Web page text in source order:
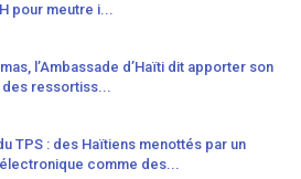
pour meutre i...
l’Ambassade d’Haïti dit apporter son
des ressortiss...
TPS : des Haïtiens menottés par un
comme des...